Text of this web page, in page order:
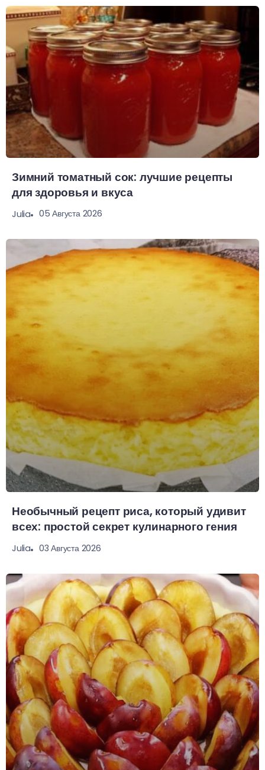
Зимний томатный сок: лучшие рецепты
для здоровья и вкуса
Julia 05 Августа 2026
Необычный рецепт риса, который удивит
всех: простой секрет кулинарного гения
Julia 03 Августа 2026